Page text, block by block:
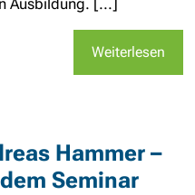
Weiterlesen
Hammer –
Seminar